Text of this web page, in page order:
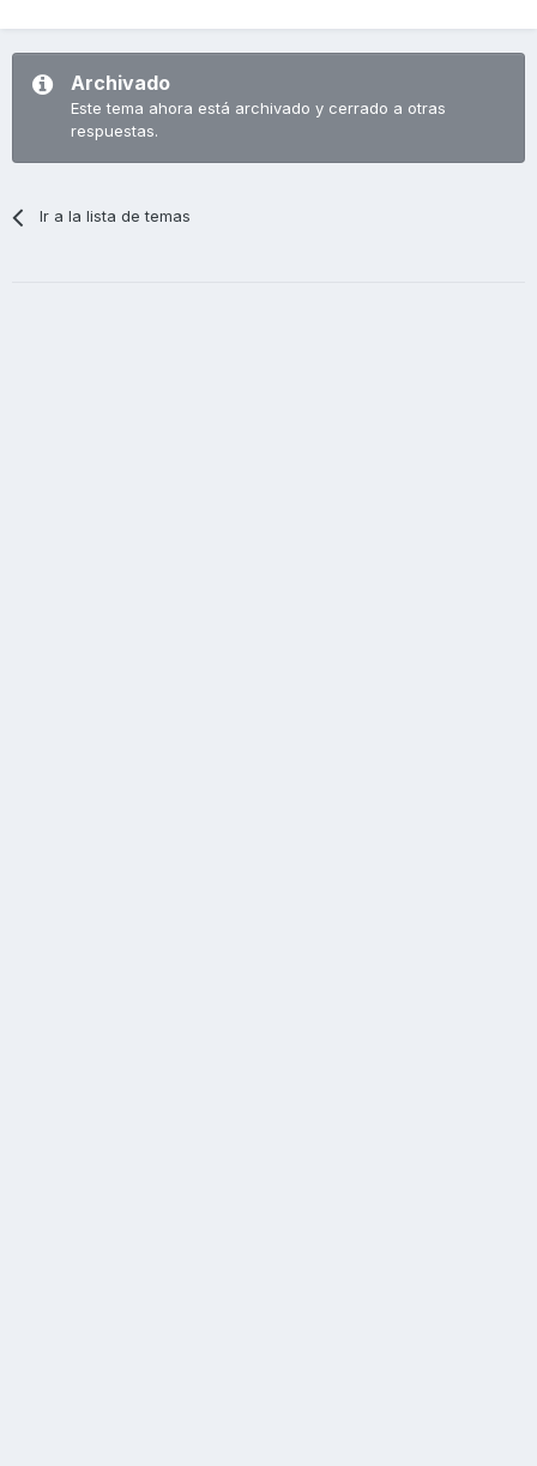
Archivado
Este tema ahora está archivado y cerrado a otras
respuestas.
Ir a la lista de temas